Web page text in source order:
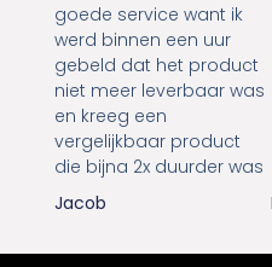
goede service want ik
werd binnen een uur
gebeld dat het product
niet meer leverbaar was
en kreeg een
vergelijkbaar product
die bijna 2x duurder was
Jacob